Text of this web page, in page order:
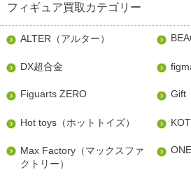
フィギュア買取カテゴリー
ALTER（アルター）
DX超合金
Figuarts ZERO Gift
Hot toys（ホットトイズ）
Max Factory（マックスファ
クトリー）